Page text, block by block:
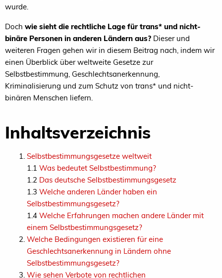
wurde.
Doch wie sieht die rechtliche Lage für trans* und nicht-
binäre Personen in anderen Ländern aus? Dieser und
weiteren Fragen gehen wir in diesem Beitrag nach, indem wir
einen Überblick über weltweite Gesetze zur
Selbstbestimmung, Geschlechtsanerkennung,
Kriminalisierung und zum Schutz von trans* und nicht-
binären Menschen liefern.
Inhaltsverzeichnis
Selbstbestimmungsgesetze weltweit
1.1 Was bedeutet Selbstbestimmung?
1.2 Das deutsche Selbstbestimmungsgesetz
1.3 Welche anderen Länder haben ein
Selbstbestimmungsgesetz?
1.4 Welche Erfahrungen machen andere Länder mit
einem Selbstbestimmungsgesetz?
Welche Bedingungen existieren für eine
Geschlechtsanerkennung in Ländern ohne
Selbstbestimmungsgesetz?
Wie sehen Verbote von rechtlichen